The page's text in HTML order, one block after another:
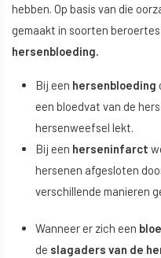
hebben. Op basis van die
gemaakt in soorten
hersenbloeding.
Bij een hersenbloeding
een bloedvat van de
hersenweefsel lekt.
Bij een herseninfarct
hersenen afgesloten
verschillende manieren
Wanneer er zich een
de slagaders van de